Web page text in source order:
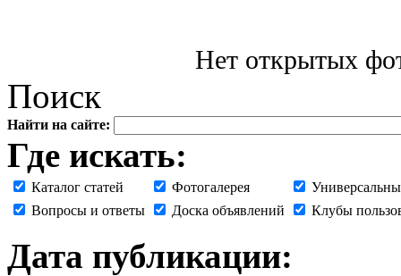
Нет открытых
Поиск
Найти на сайте:
Где искать:
Каталог статей Фотогалерея
Вопросы и ответы
Доска объявлений Клубы
Дата публикации: